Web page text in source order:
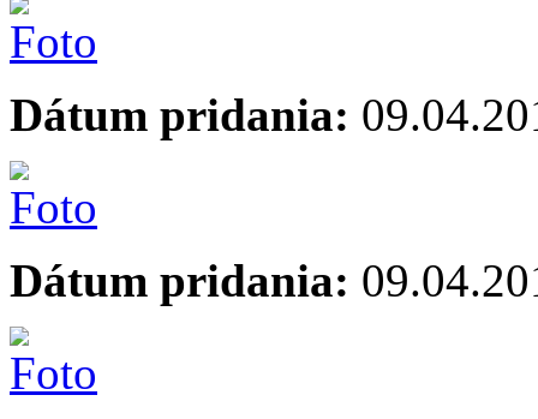
Dátum pridania:
Dátum pridania: